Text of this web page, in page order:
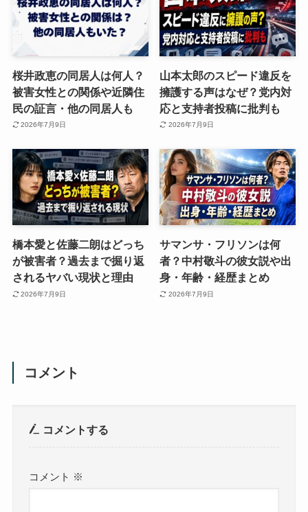
桜井政恵の同居人は何人？
被害女性との関係や近隣住
民の証言・他の同居人も
2026年7月9日
山本太郎のスピード違反を
擁護する声はなぜ？党内対
応と支持者投稿に批判も
2026年7月9日
橋本愛と佐藤二朗はどっち
が被害者？過去まで掘り返
されるヤバい現状と理由
2026年7月9日
サマンサ・フリソンは何
者？中村敬斗の彼女説や出
身・年齢・経歴まとめ
2026年7月9日
コメント
コメントする
コメント ※